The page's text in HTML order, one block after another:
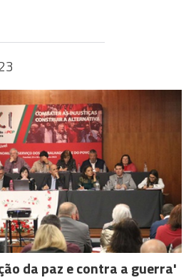
da paz e contra a guerra'